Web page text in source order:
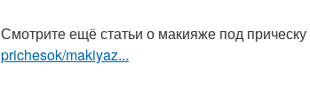
Смотрите ещё статьи о макияже под прическу
prichesok/makiyaz...